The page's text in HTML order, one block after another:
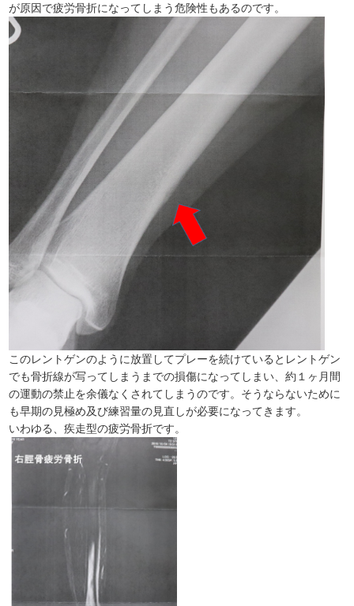
が原因で疲労骨折になってしまう危険性もあるのです。
このレントゲンのように放置してプレーを続けているとレントゲン
でも骨折線が写ってしまうまでの損傷になってしまい、約１ヶ月間
の運動の禁止を余儀なくされてしまうのです。そうならないために
も早期の見極め及び練習量の見直しが必要になってきます。
いわゆる、疾走型の疲労骨折です。